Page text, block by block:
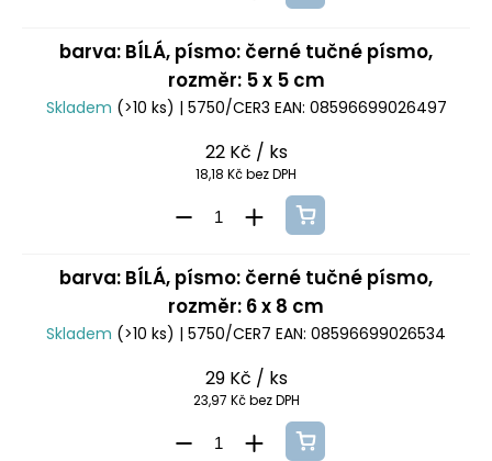
barva: BÍLÁ, písmo: černé tučné písmo,
rozměr: 5 x 5 cm
Skladem (>10 ks) | 5750/CER3 EAN: 08596699026497
22 Kč / ks
18,18 Kč bez DPH
barva: BÍLÁ, písmo: černé tučné písmo,
rozměr: 6 x 8 cm
Skladem (>10 ks) | 5750/CER7 EAN: 08596699026534
29 Kč / ks
23,97 Kč bez DPH